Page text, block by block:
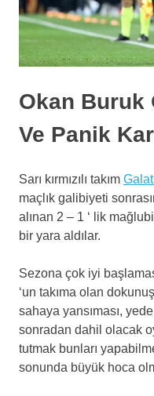
Okan Buruk
Ve Panik
Sarı kırmızılı takım
maçlık galibiyeti
alınan 2 – 1 ‘ lik
bir yara aldılar.
Sezona çok iyi
‘un takıma olan
sahaya yansıması,
sonradan dahil olacak
tutmak bunları
sonunda büyük hoca